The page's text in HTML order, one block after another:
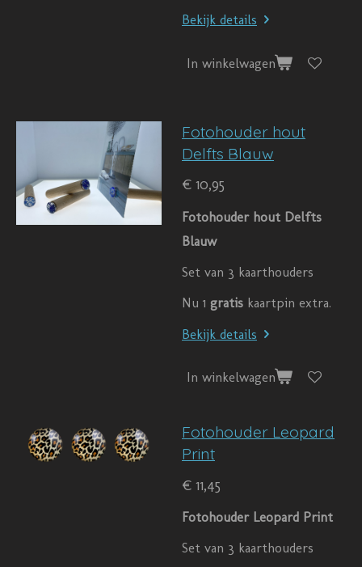
Bekijk details
In winkelwagen
Fotohouder hout
Delfts Blauw
€ 10,95
Fotohouder hout Delfts
Blauw
Set van 3 kaarthouders
Nu 1 gratis kaartpin extra.
Bekijk details
In winkelwagen
Fotohouder Leopard
Print
€ 11,45
Fotohouder Leopard Print
Set van 3 kaarthouders